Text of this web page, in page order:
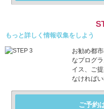
もっと詳しく情報収集をしよう
お勧め都
なプログ
イス、ご
なければ
ご予約